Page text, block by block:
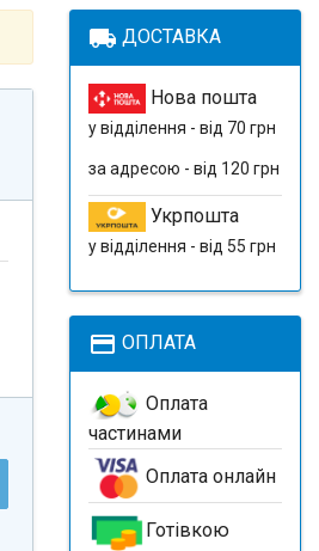
local_shipping ДОСТАВКА
Нова пошта
у відділення - від 70 грн
за адресою - від 120 грн
Укрпошта
у відділення - від 55 грн
payment ОПЛАТА
Оплата
частинами
Оплата онлайн
Готівкою